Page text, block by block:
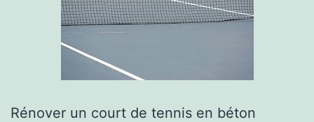
Rénover un court de tennis en béton